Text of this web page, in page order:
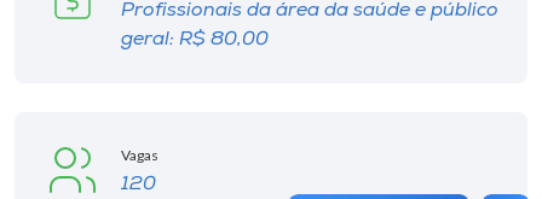
Profissionais da área da saúde e público
geral: R$ 80,00
Vagas
120